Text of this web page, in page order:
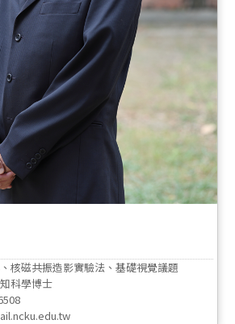
核磁共振造影實驗法、基礎視覺議題
科學博士